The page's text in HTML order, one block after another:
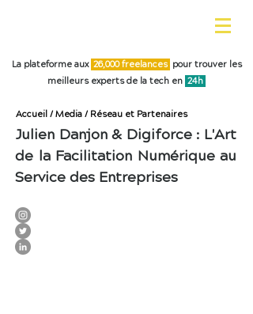
La plateforme aux 26,000 freelances pour trouver les
meilleurs experts de la tech en 24h
Accueil / Media / Réseau et Partenaires
Julien Danjon & Digiforce : L'Art
de la Facilitation Numérique au
Service des Entreprises